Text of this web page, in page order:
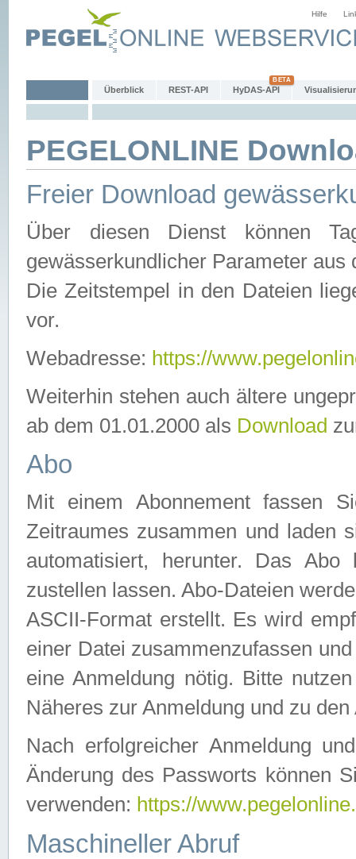
Hilfe
Überblick REST-API HyDAS-API
PEGELONLINE
Freier Download
Über diesen Dienst können
gewässerkundlicher Parameter aus
Die Zeitstempel in den Dateien
vor.
Webadresse: https://
Weiterhin stehen auch ältere
ab dem 01.01.2000 als Download
Abo
Mit einem Abonnement fassen
Zeitraumes zusammen und laden
automatisiert, herunter. Das
zustellen lassen. Abo-Dateien
ASCII-Format erstellt. Es wird
einer Datei zusammenzufassen
eine Anmeldung nötig. Bitte
Näheres zur Anmeldung und zu
Nach erfolgreicher Anmeldung
Änderung des Passworts können
verwenden: https://
Maschineller Abruf